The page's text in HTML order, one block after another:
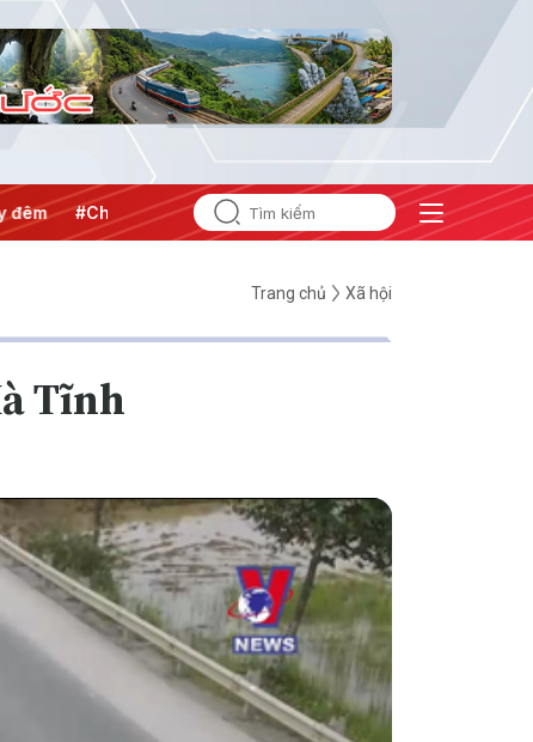
#Chống khai thác IUU #Căng thẳng Trung Đông #An
Trang chủ Xã hội
Tĩnh